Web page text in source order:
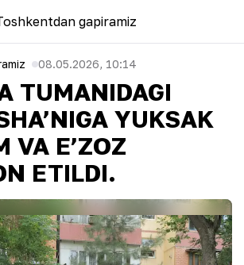
gapiramiz
08.05.2026, 10:14
TUMANIDAGI
YUKSAK
VA E’ZOZ
ETILDI.